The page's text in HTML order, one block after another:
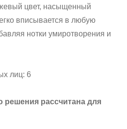
цвет, насыщенный
вписывается в любую
нотки умиротворения и
лиц: 6
решения рассчитана для